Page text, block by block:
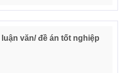
văn/ đề án tốt nghiệp